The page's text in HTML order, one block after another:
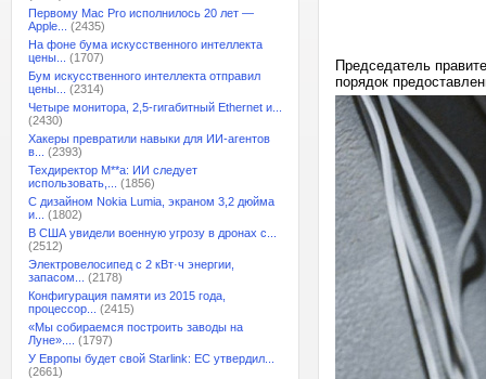
Первому Mac Pro исполнилось 20 лет —
Apple...
(2435)
На фоне бума искусственного интеллекта
цены...
(1707)
Бум искусственного интеллекта отправил
цены...
(2314)
Четыре монитора, 2,5-гигабитный Ethernet и...
(2430)
Хакеры превратили навыки для ИИ-агентов
в...
(2393)
Техдиректор M**a: ИИ следует
использовать,...
(1856)
С дизайном Nokia Lumia, экраном 3,2 дюйма
и...
(1802)
В США увидели военную угрозу в дронах с...
(2512)
Электровелосипед с 2 кВт·ч энергии,
запасом...
(2178)
Конфигурация памяти из 2015 года,
процессор...
(2415)
«Мы собираемся построить заводы на
Луне»....
(1797)
У Европы будет свой Starlink: ЕС утвердил...
(2661)
Председатель
порядок